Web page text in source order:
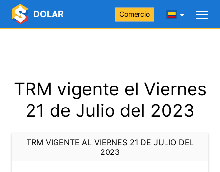
DOLAR Comercio
TRM vigente el Viernes
21 de Julio del 2023
TRM VIGENTE AL VIERNES 21 DE JULIO DEL
2023